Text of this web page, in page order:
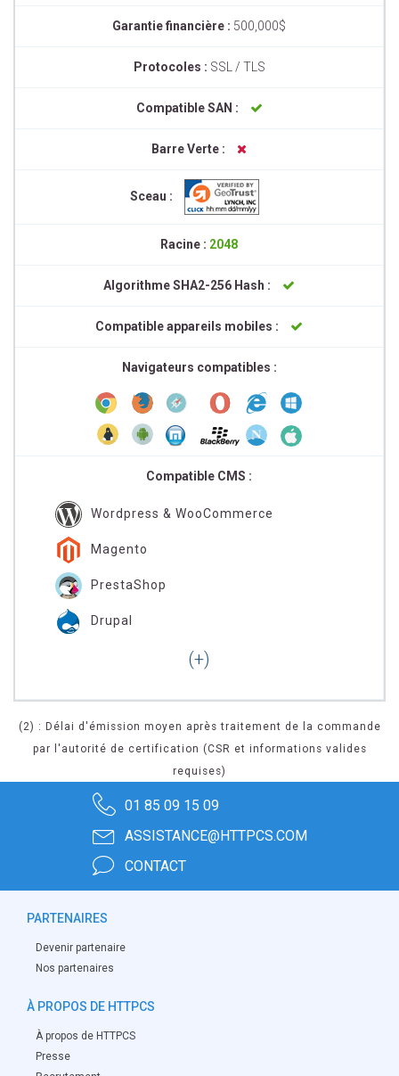
Garantie financière : 500,000$
Protocoles : SSL / TLS
Compatible SAN :
Barre Verte :
Sceau :
Racine : 2048
Algorithme SHA2-256 Hash :
Compatible appareils mobiles :
Navigateurs compatibles :
Compatible CMS :
Wordpress & WooCommerce
Magento
PrestaShop
Drupal
(2) : Délai d'émission moyen après traitement de la commande
par l'autorité de certification (CSR et informations valides
requises)
01 85 09 15 09
ASSISTANCE@HTTPCS.COM
CONTACT
PARTENAIRES
Devenir partenaire
Nos partenaires
À PROPOS DE HTTPCS
À propos de HTTPCS
Presse